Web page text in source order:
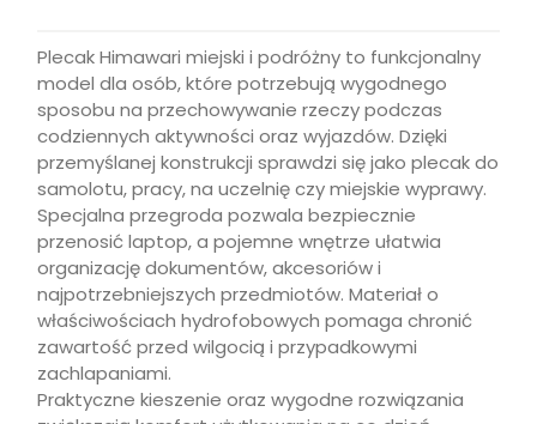
Plecak Himawari miejski i podróżny to funkcjonalny
model dla osób, które potrzebują wygodnego
sposobu na przechowywanie rzeczy podczas
codziennych aktywności oraz wyjazdów. Dzięki
przemyślanej konstrukcji sprawdzi się jako plecak do
samolotu, pracy, na uczelnię czy miejskie wyprawy.
Specjalna przegroda pozwala bezpiecznie
przenosić laptop, a pojemne wnętrze ułatwia
organizację dokumentów, akcesoriów i
najpotrzebniejszych przedmiotów. Materiał o
właściwościach hydrofobowych pomaga chronić
zawartość przed wilgocią i przypadkowymi
zachlapaniami.
Praktyczne kieszenie oraz wygodne rozwiązania